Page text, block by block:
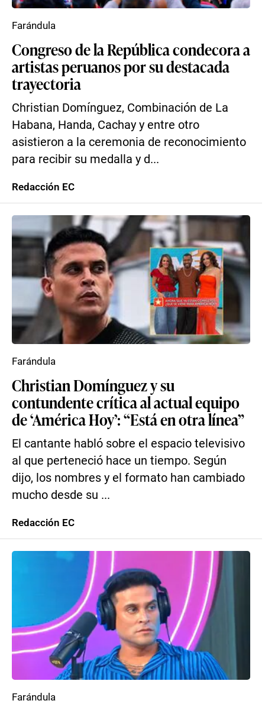
Congreso de la República condecora a
artistas peruanos por su destacada
trayectoria
Christian Domínguez, Combinación de La
Habana, Handa, Cachay y entre otro
asistieron a la ceremonia de reconocimiento
para recibir su medalla y d...
Farándula
Redacción EC
Christian Domínguez y su
contundente crítica al actual equipo
de ‘América Hoy’: “Está en otra línea”
El cantante habló sobre el espacio televisivo
al que perteneció hace un tiempo. Según
dijo, los nombres y el formato han cambiado
mucho desde su ...
Farándula
Redacción EC
Farándula